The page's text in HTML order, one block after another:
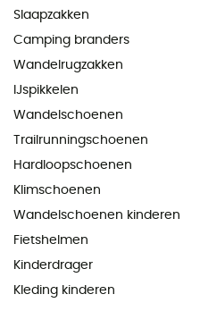
Slaapzakken
Camping branders
Wandelrugzakken
IJspikkelen
Wandelschoenen
Trailrunningschoenen
Hardloopschoenen
Klimschoenen
Wandelschoenen kinderen
Fietshelmen
Kinderdrager
Kleding kinderen